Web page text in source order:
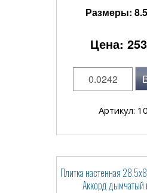
Размеры: 8.5
Цена: 253
Артикул:
Плитка настенная
Аккорд дымчатый